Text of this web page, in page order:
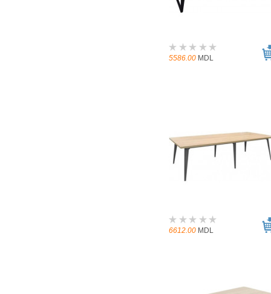
5586.00 MDL
6612.00 MDL